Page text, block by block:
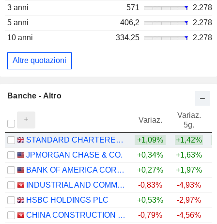
3 anni
571
2.278
5 anni
406,2
2.278
10 anni
334,25 2.278
Altre quotazioni
Banche - Altro
Variaz.
Variaz.
5g.
STANDARD CHARTERED PLC +1,09% +1,42%
JPMORGAN CHASE & CO.
+0,34% +1,63%
BANK OF AMERICA CORPORATION
+0,27% +1,97%
INDUSTRIAL AND COMMERCIAL BANK OF CHINA LIMITED
-0,83% -4,93%
HSBC HOLDINGS PLC
+0,53% -2,97%
CHINA CONSTRUCTION BANK CORPORATION
-0,79% -4,56%